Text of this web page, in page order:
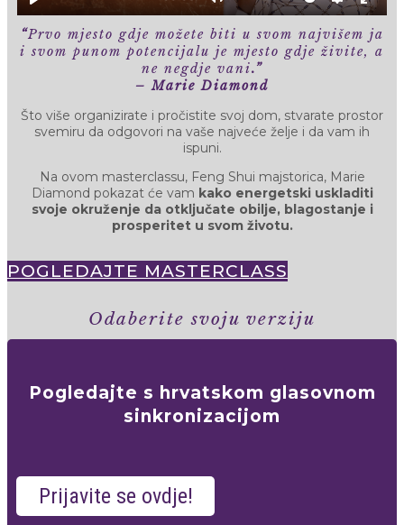
“Prvo mjesto gdje možete biti u svom najvišem ja
i svom punom potencijalu je mjesto gdje živite, a
ne negdje vani.”
– Marie Diamond
Što više organizirate i pročistite svoj dom, stvarate prostor
svemiru da odgovori na vaše najveće želje i da vam ih
ispuni.
Na ovom masterclassu, Feng Shui majstorica, Marie
Diamond pokazat će vam kako energetski uskladiti
svoje okruženje da otključate obilje, blagostanje i
prosperitet u svom životu.
POGLEDAJTE MASTERCLASS
Odaberite svoju verziju
Pogledajte s hrvatskom glasovnom
sinkronizacijom
Prijavite se ovdje!